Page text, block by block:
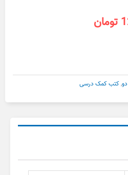
تومان
,کتب کمک درسی